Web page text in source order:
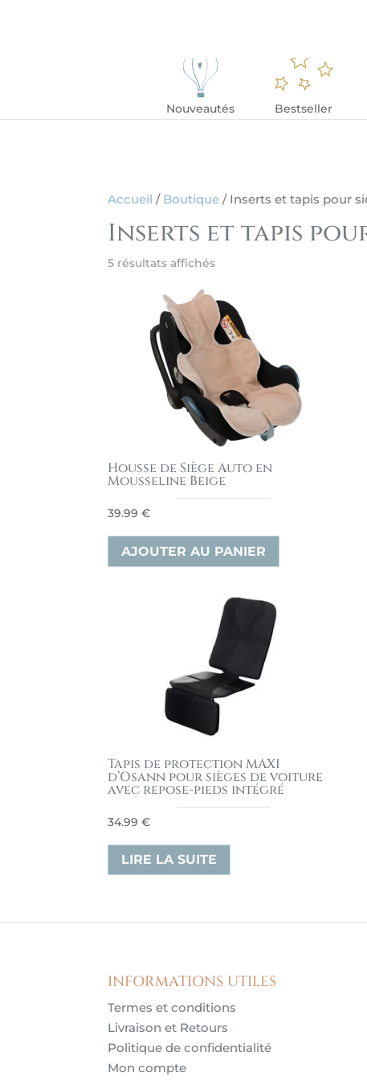
Nouveautés Bestseller
Accueil / Boutique / Inserts et tapis pour
Inserts et tapis
5 résultats affichés
Housse de Siège Auto en
Mousseline Beige
39.99€
AJOUTER AU PANIER
Tapis de protection MAXI
d’Osann pour sièges de voiture
avec repose-pieds intégré
34.99€
LIRE LA SUITE
INFORMATIONS UTILES
Termes et conditions
Livraison et Retours
Politique de confidentialité
Mon compte